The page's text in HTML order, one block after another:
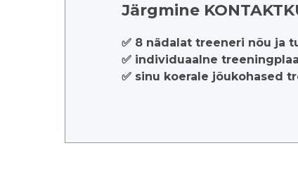
Järgmine
✅ 8 nädalat treeneri nõu ja
✅ individuaalne
✅ sinu koerale jõukohased